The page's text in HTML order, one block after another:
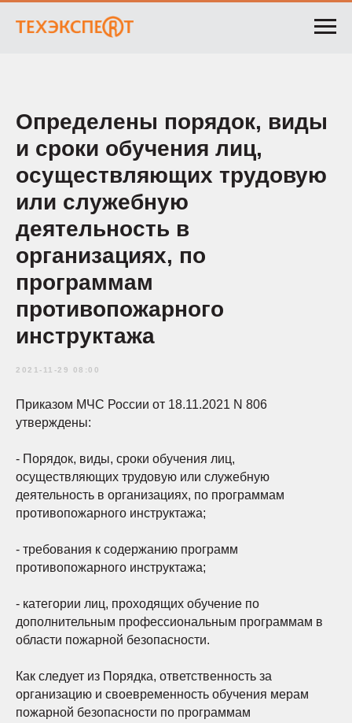
Определены порядок, виды
и сроки обучения лиц,
осуществляющих трудовую
или служебную
деятельность в
организациях, по
программам
противопожарного
инструктажа
2021-11-29 08:00
Приказом МЧС России от 18.11.2021 N 806
утверждены:
- Порядок, виды, сроки обучения лиц,
осуществляющих трудовую или служебную
деятельность в организациях, по программам
противопожарного инструктажа;
- требования к содержанию программ
противопожарного инструктажа;
- категории лиц, проходящих обучение по
дополнительным профессиональным программам в
области пожарной безопасности.
Как следует из Порядка, ответственность за
организацию и своевременность обучения мерам
пожарной безопасности по программам